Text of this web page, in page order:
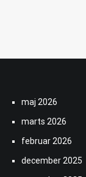
maj 2026
marts 2026
februar 2026
december 2025